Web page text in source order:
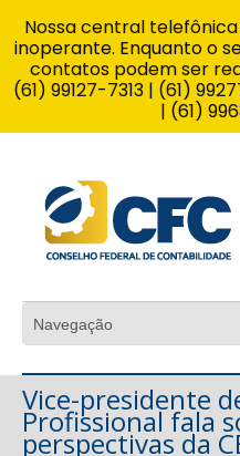
Vice-presidente
Profissional fala
perspectivas da
Nossa central
inoperante. Enquanto o
contatos podem ser
(61) 99127-7313 | (61)
| (61)